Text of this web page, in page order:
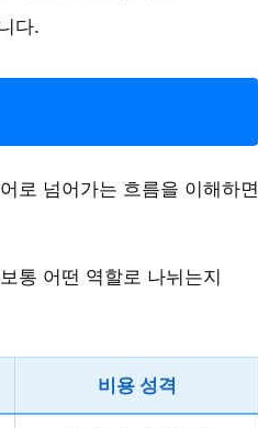
다.
로 넘어가는 흐름을 이해하면
통 어떤 역할로 나뉘는지
비용 성격